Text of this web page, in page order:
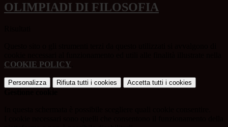
OLIMPIADI DI FILOSOFIA
COOKIE POLICY
Personalizza Rifiuta tutti i cookies Accetta tutti i cookies